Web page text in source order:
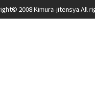
2008 Kimura-jitensya.All